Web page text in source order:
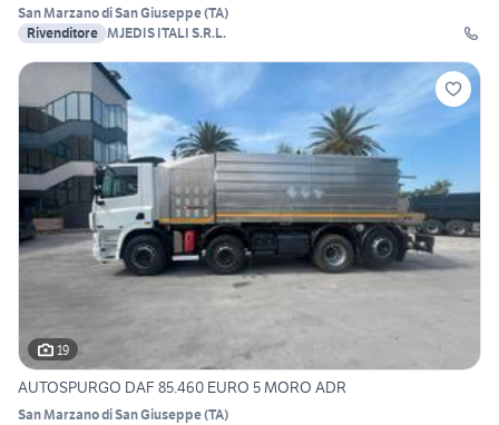
San Marzano di San Giuseppe(TA)
Rivenditore MJEDIS ITALI S.R.L.
19
AUTOSPURGO DAF 85.460 EURO 5 MORO ADR
San Marzano di San Giuseppe(TA)